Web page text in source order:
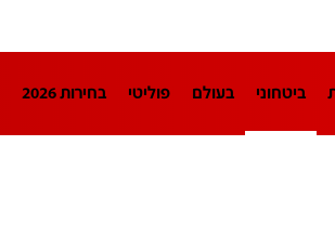
ביטחוני בעולם פוליטי בחירות 2026